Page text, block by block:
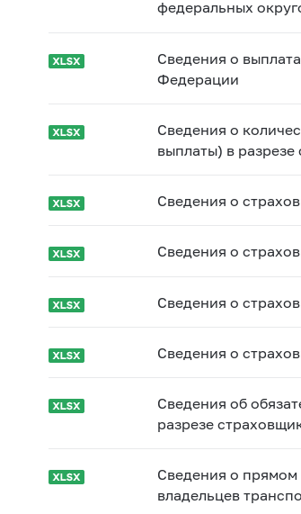
федеральных
Сведения о
Федерации
Сведения о
выплаты) в
Сведения о
Сведения о
Сведения о
Сведения о
Сведения об
разрезе
Сведения о прямом
владельцев